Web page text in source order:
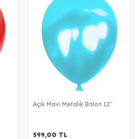
Açık Mavi Metalik Balon 12"
599,00 TL